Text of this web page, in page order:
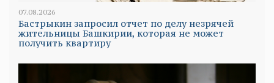
07.08.2026
Бастрыкин запросил отчет по делу незрячей
жительницы Башкирии, которая не может
получить квартиру